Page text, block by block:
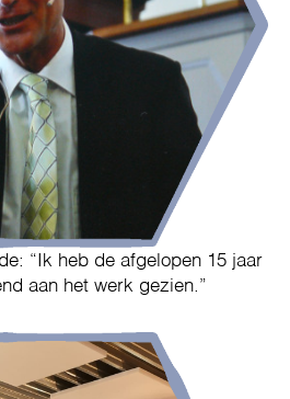
“Ik heb de afgelopen 15 jaar
aan het werk gezien.”